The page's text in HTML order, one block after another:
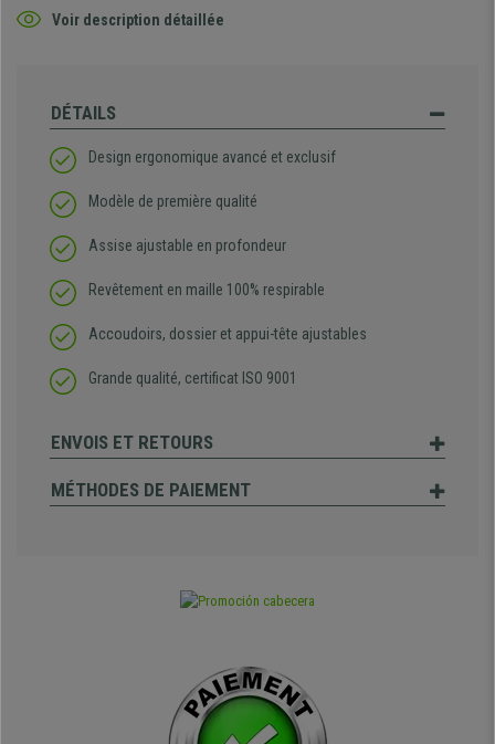
Voir description détaillée
DÉTAILS
Design ergonomique avancé et exclusif
Modèle de première qualité
Assise ajustable en profondeur
Revêtement en maille 100% respirable
Accoudoirs, dossier et appui-tête ajustables
Grande qualité, certificat ISO 9001
ENVOIS ET RETOURS
MÉTHODES DE PAIEMENT